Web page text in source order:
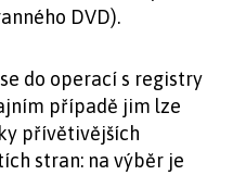
DVD).
do operací s registry
případě jim lze
přívětivějších
stran: na výběr je